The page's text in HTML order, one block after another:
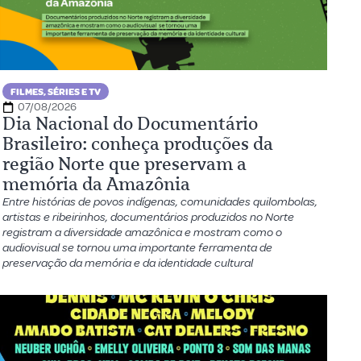
FILMES, SÉRIES E TV
07/08/2026
Dia Nacional do Documentário
Brasileiro: conheça produções da
região Norte que preservam a
memória da Amazônia
Entre histórias de povos indígenas, comunidades quilombolas,
artistas e ribeirinhos, documentários produzidos no Norte
registram a diversidade amazônica e mostram como o
audiovisual se tornou uma importante ferramenta de
preservação da memória e da identidade cultural